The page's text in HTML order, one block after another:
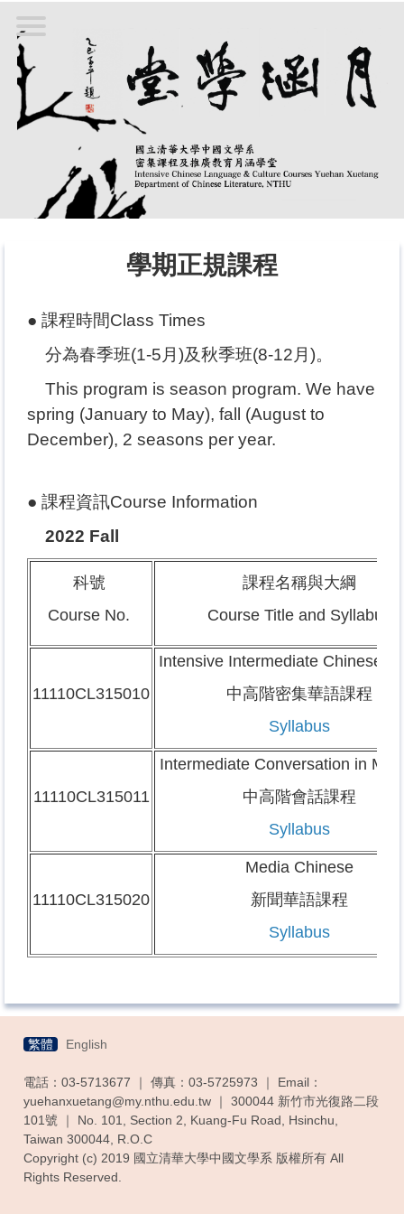
到
主
要
內
容
區
學期正規課程
● 課程時間Class Times
分為春季班(1-5月)及秋季班(8-12月)。
This program is season program. We have
spring (January to May), fall (August to
December), 2 seasons per year.
● 課程資訊Course Information
2022 Fall
科號
Course No.
課程名稱與大綱
Course Title and Syllabus
11110CL315010
Intensive Intermediate Chinese
中高階密集華語課程
Syllabus
11110CL315011
Intermediate Conversation in
中高階會話課程
Syllabus
11110CL315020
Media Chinese
新聞華語課程
Syllabus
繁體 English
電話：03-5713677 ｜ 傳真：03-5725973 ｜ Email：
yuehanxuetang@my.nthu.edu.tw ｜ 300044 新竹市光復路二段
101號 ｜ No. 101, Section 2, Kuang-Fu Road, Hsinchu,
Taiwan 300044, R.O.C
Copyright (c) 2019 國立清華大學中國文學系 版權所有 All
Rights Reserved.